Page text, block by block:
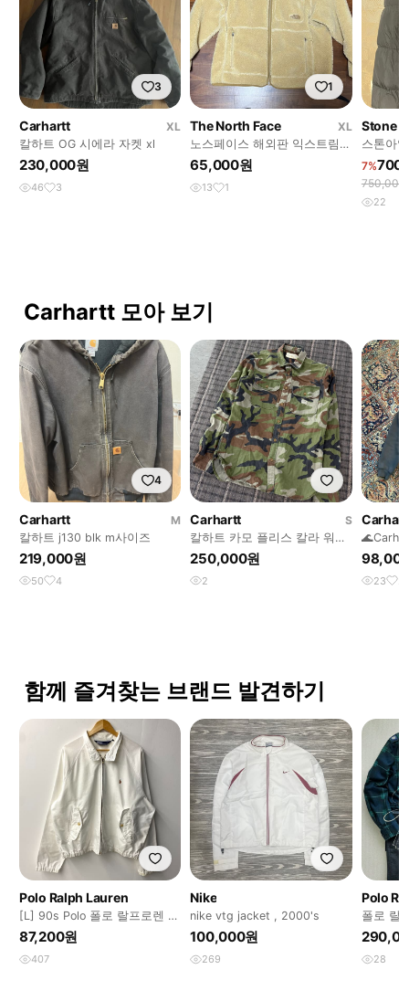
3
Carhartt
XL
칼하트 OG 시에라 자켓 xl
230,000원
46 3
1
The North Face
XL
노스페이스 해외판 익스트림
파일 플리스 자켓
65,000원
13 1
Stone
스톤아
스 xxl
7%
750,000
22
Carhartt 모아 보기
4
Carhartt
M
칼하트 j130 blk m사이즈
219,000원
50 4
Carhartt
S
칼하트 카모 플리스 칼라 워크
자켓 S
250,000원
2 23 2
함께 즐겨찾는 브랜드 발견하기
Polo Ralph Lauren
[L] 90s Polo 폴로 랄프로렌 화
이트 코튼 해링턴 자켓
87,200원
407
Nike
nike vtg jacket , 2000's
100,000원
269
Polo
폴로 랄
령야상
28